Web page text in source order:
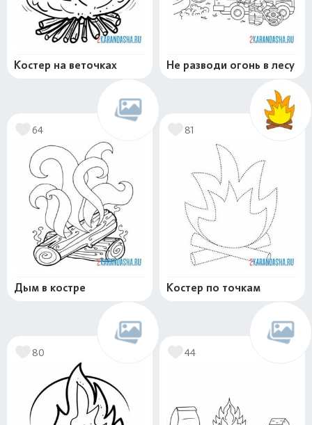
Костер на веточках Не разводи огонь в лесу
64
Дым в костре
81
Костер по точкам
80 44